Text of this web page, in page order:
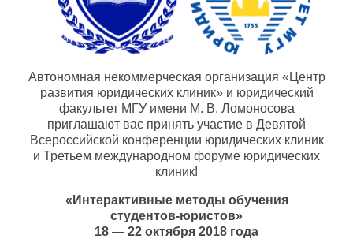
Автономная некоммерческая организация «Центр
развития юридических клиник» и юридический
факультет МГУ имени М. В. Ломоносова
приглашают вас принять участие в Девятой
Всероссийской конференции юридических клиник
и Третьем международном форуме юридических
клиник!
«Интерактивные методы обучения
студентов-юристов»
18 — 22 октября 2018 года